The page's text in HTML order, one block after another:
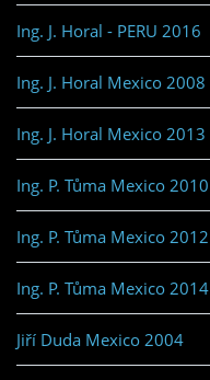
Ing. J. Horal - PERU 2016
Ing. J. Horal Mexico 2008
Ing. J. Horal Mexico 2013
Ing. P. Tůma Mexico 2010
Ing. P. Tůma Mexico 2012
Ing. P. Tůma Mexico 2014
Jiří Duda Mexico 2004